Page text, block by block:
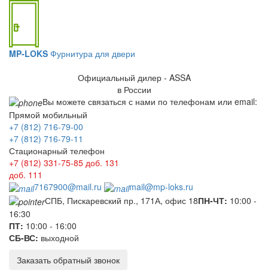
MP-LOKS Фурнитура для двери
Официальный дилер - ASSA
в России
Вы можете связаться с нами по телефонам или email:
Прямой мобильный
+7 (812) 716-79-00
+7 (812) 716-79-11
Стационарный телефон
+7 (812) 331-75-85 доб. 131
доб. 111
7167900@mail.ru
mail@mp-loks.ru
СПБ, Пискаревский пр., 171А, офис 18ПН-ЧТ: 10:00 -
16:30
ПТ: 10:00 - 16:00
СБ-ВС: выходной
Заказать обратный звонок